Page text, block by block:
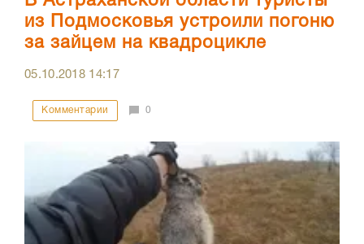
из Подмосковья устроили погоню
за зайцем на квадроцикле
05.10.2018 14:17
Комментарии 0